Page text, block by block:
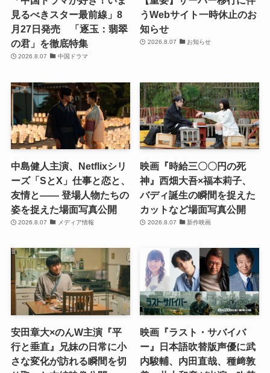
見るべきスター最前線」8
月27日発売 「逐玉：翡翠
の君」を徹底特集
2026.8.07 中国ドラマ
うWebサイト一時休止のお
知らせ
2026.8.07 お知らせ
中島健人主演、Netflixシリ
ーズ「SとX」仕事と恋と、
友情と―― 登場人物たちの
姿を捉えた場面写真公開
2026.8.07 メディア情報
映画『時給三〇〇円の死
神』西畑大吾×福本莉子、
バディ誕生の瞬間を捉えた
カットなど場面写真公開
2026.8.07 新作映画
安田章大×のんW主演『平
行と垂直』兄妹の日常に小
さな変化が訪れる瞬間を切
映画『ラスト・サバイバ
ー』日本語吹替版声優に武
内駿輔、内田直哉、種﨑敦